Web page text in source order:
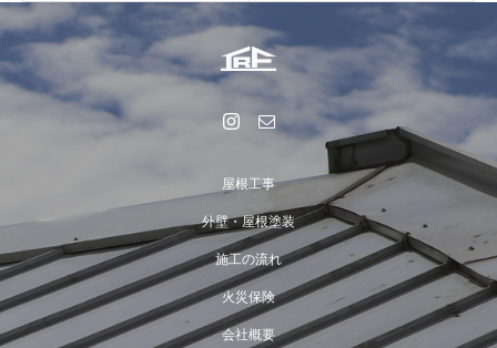
屋根工事
外壁・屋根塗装
施工の流れ
火災保険
会社概要